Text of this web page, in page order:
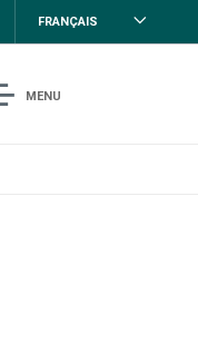
FRANÇAIS
MENU